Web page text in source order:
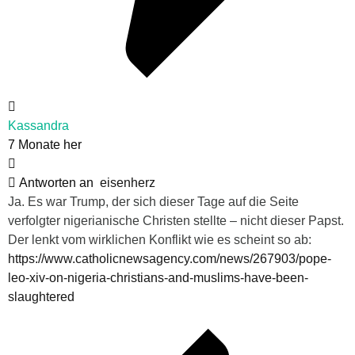
Kassandra
7 Monate her
Antworten an eisenherz
Ja. Es war Trump, der sich dieser Tage auf die Seite
verfolgter nigerianische Christen stellte – nicht dieser Papst.
Der lenkt vom wirklichen Konflikt wie es scheint so ab:
https://www.catholicnewsagency.com/news/267903/pope-
leo-xiv-on-nigeria-christians-and-muslims-have-been-
slaughtered